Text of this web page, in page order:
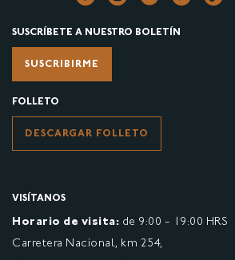
SUSCRÍBETE A NUESTRO BOLETÍN
SUSCRIBIRME
FOLLETO
DESCARGAR FOLLETO
VISÍTANOS
Horario de visita: de 9:00 - 19:00 HRS
Carretera Nacional, km 254,